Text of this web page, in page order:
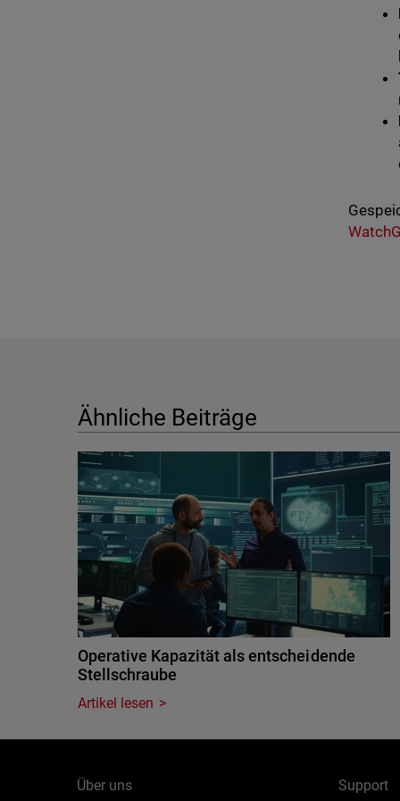
Ähnliche Beiträge
Operative Kapazität als entscheidende
Stellschraube
Artikel lesen
Über uns
Support